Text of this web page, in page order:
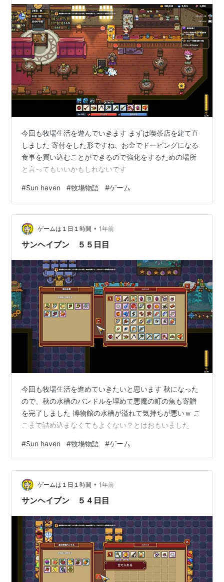
今回も牧場生活を遊んでいきます まずは喫茶店を建て直
しました 寄付をした形ですね、お金でドーピングになる
食事を買い込むことができるので強化をするための場所
と言ってもいいかもしれないです
#Sun haven #牧場物語 #ゲーム
ゲームは１日１時間 • 1年前
サンヘイブン ５５日目
今回も牧場生活を進めていきたいと思います 秋になった
ので、秋の水槽のバンドルを埋めて悪魔の町の魚も寄贈
を完了しました 博物館の水槽が溢れて気持ちが悪いｗ こ
こまで詰め込まなくてもよくない？とはおもいました
#Sun haven #牧場物語 #ゲーム
ゲームは１日１時間 • 1年前
サンヘイブン ５４日目